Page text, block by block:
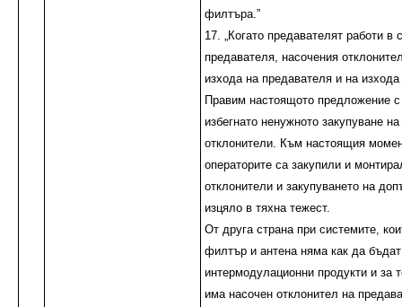
филтъра.”
17. „Когато предавателят работи в
предавателя, насочения
изхода на предавателя и на
Правим настоящото предложение
избегнато ненужното закупуване
отклонители. Към настоящия
операторите са закупили и
отклонители и закупуването на
изцяло в тяхна тежест.
От друга страна при системите,
филтър и антена няма как да
интермодулационни продукти и за
има насочен отклонител на